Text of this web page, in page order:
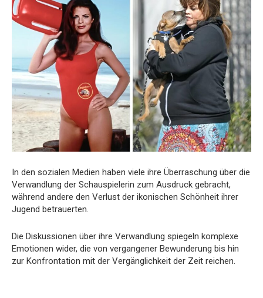
In den sozialen Medien haben viele ihre Überraschung über die
Verwandlung der Schauspielerin zum Ausdruck gebracht,
während andere den Verlust der ikonischen Schönheit ihrer
Jugend betrauerten.
Die Diskussionen über ihre Verwandlung spiegeln komplexe
Emotionen wider, die von vergangener Bewunderung bis hin
zur Konfrontation mit der Vergänglichkeit der Zeit reichen.